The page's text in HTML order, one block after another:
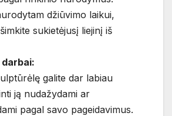
džiūvimo laikui,
sukietėjusį liejinį iš
galite dar labiau
ją nudažydami ar
pagal savo pageidavimus.